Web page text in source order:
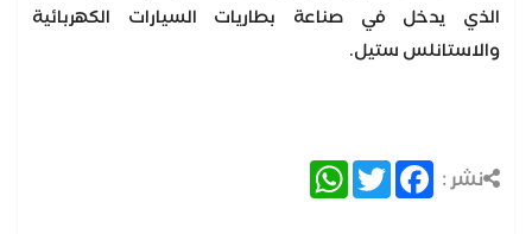
الذي يدخل في صناعة بطاريات السيارات الكهربائية
والاستانلس ستيل.
نشر : Facebook
Twitter
WhatsApp